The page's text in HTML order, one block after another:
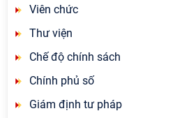
Viên chức
Thư viện
Chế độ chính sách
Chính phủ số
Giám định tư pháp